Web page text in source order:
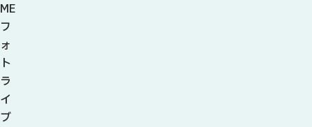
ME
フ
ォ
ト
ラ
イ
ブ